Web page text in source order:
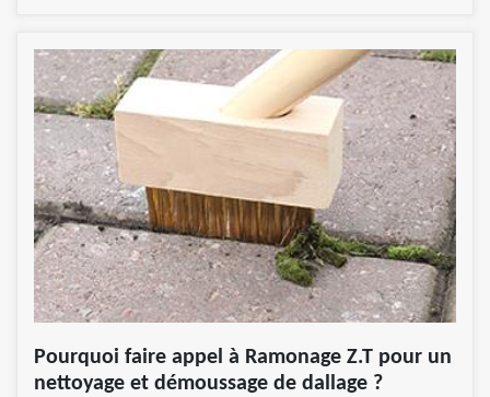
Pourquoi faire appel à Ramonage Z.T pour un
nettoyage et démoussage de dallage ?